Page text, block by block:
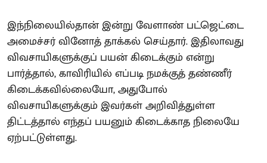
இந்நிலையில்தான் இன்று வேளாண் பட்ஜெட்டை
அமைச்சர் வினோத் தாக்கல் செய்தார். இதிலாவது
விவசாயிகளுக்குப் பயன் கிடைக்கும் என்று
பார்த்தால், காவிரியில் எப்படி நமக்குத் தண்ணீர்
கிடைக்கவில்லையோ, அதுபோல்
விவசாயிகளுக்கும் இவர்கள் அறிவித்துள்ள
திட்டத்தால் எந்தப் பயனும் கிடைக்காத நிலையே
ஏற்பட்டுள்ளது.